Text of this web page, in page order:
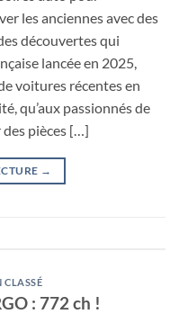
les anciennes avec des
découvertes qui
lancée en 2025,
voitures récentes en
qu’aux passionnés de
pièces […]
→
CLASSÉ
: 772 ch !